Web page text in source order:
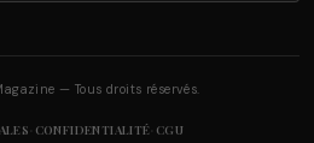
— Tous droits réservés.
CONFIDENTIALITÉ CGU